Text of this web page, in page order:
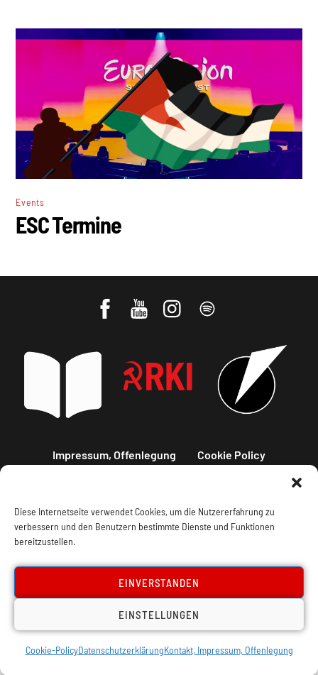
Diese Internetseite verwendet Cookies, um die Nutzererfahrung zu
verbessern und den Benutzern bestimmte Dienste und Funktionen
bereitzustellen.
EINVERSTANDEN
EINSTELLUNGEN
Cookie-PolicyDatenschutzerklärungKontakt, Impressum, Offenlegung
Events
ESC Termine
Impressum, Offenlegung Cookie Policy